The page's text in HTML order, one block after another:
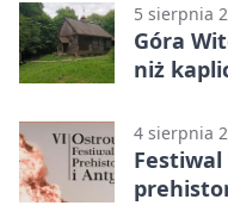
5 sierpnia
Góra
niż
4 sierpnia
Festiwal